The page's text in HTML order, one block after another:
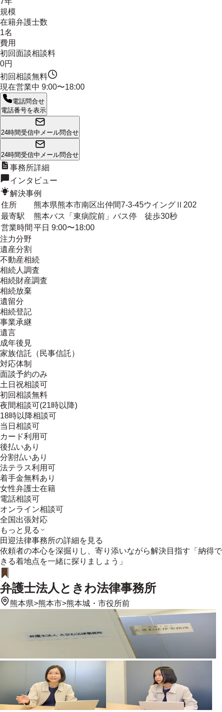
規模
在籍弁護士数
1名
費用
初回面談相談料
0円
初回相談無料
現在営業中 9:00〜18:00
電話問合せ
電話番号を表示
24時間受信中 メール問合せ
24時間受信中 メール問合せ
事務所詳細
インタビュー
解決事例
住所
熊本県熊本市南区出仲間7-3-45ウイングⅡ202
最寄駅
熊本バス「東病院前」バス停 徒歩30秒
営業時間 平日 9:00〜18:00
注力分野
遺産分割
不動産相続
相続人調査
相続財産調査
相続放棄
遺留分
相続登記
事業承継
遺言
成年後見
家族信託（民事信託）
対応体制
面談予約のみ
土日祝相談可
初回相談無料
夜間相談可(21時以降)
18時以降相談可
当日相談可
カード利用可
後払いあり
分割払いあり
法テラス利用可
着手金無料あり
女性弁護士在籍
電話相談可
オンライン相談可
全国出張対応
もっと見る
田迎法律事務所の詳細を見る
依頼者の本心を深掘りし、寄り添いながら解決目指す「納得で
きる着地点を一緒に探りましょう」
弁護士法人ときわ法律事務所
熊本県>熊本市>熊本城・市役所前